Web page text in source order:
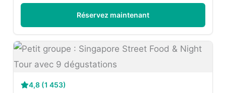
Réservez maintenant
4,8 (1 453)